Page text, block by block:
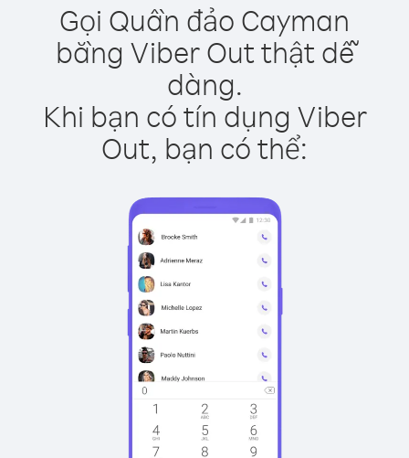
Gọi Quần đảo Cayman
bằng Viber Out thật dễ
dàng.
Khi bạn có tín dụng Viber
Out, bạn có thể: